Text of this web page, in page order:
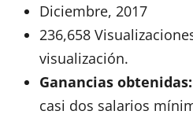
Diciembre, 2017
236,658
visualización.
Ganancias obtenidas:
casi dos salarios